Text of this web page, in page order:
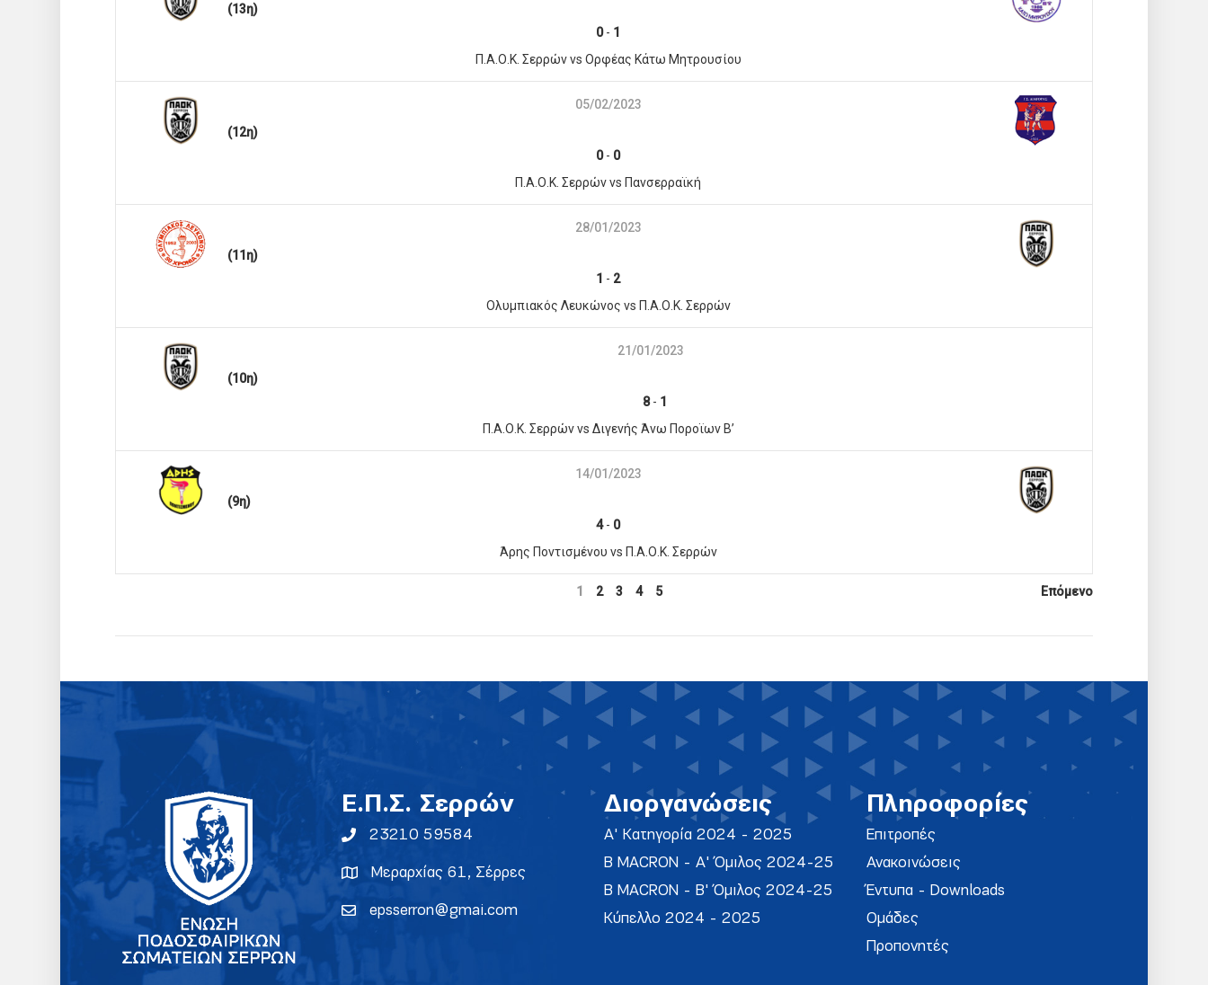
(13η)
0- 1
Π.Α.Ο.Κ. Σερρών vs Ορφέας Κάτω Μητρουσίου
05/02/2023
(12η)
0- 0
Π.Α.Ο.Κ. Σερρών vs Πανσερραϊκή
28/01/2023
(11η)
1 - 2
Ολυμπιακός Λευκώνος vs Π.Α.Ο.Κ. Σερρών
21/01/2023
(10η)
8- 1
Π.Α.Ο.Κ. Σερρών vs Διγενής Άνω Ποροϊων Β’
14/01/2023
(9η)
4- 0
Άρης Ποντισμένου vs Π.Α.Ο.Κ. Σερρών
1 2 3 4 5 Επόμενο
E.Π.Σ. Σερρών
23210 59584
Μεραρχίας 61, Σέρρες
epsserron@gmai.com
Διοργανώσεις
Α' Κατηγορία 2024 - 2025
Β MACRON - Α' Όμιλος 2024-25
Β MACRON - Β' Όμιλος 2024-25
Κύπελλο 2024 - 2025
Πληροφορίες
Επιτροπές
Ανακοινώσεις
Έντυπα - Downloads
Ομάδες
Προπονητές